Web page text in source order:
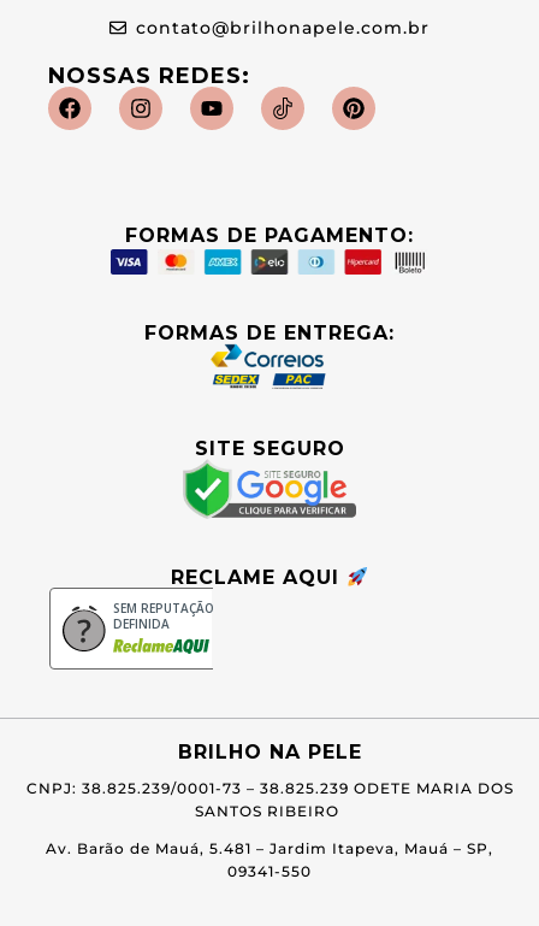
contato@brilhonapele.com.br
NOSSAS REDES:
FORMAS DE PAGAMENTO:
FORMAS DE ENTREGA:
SITE SEGURO
RECLAME AQUI
SEM REPUTAÇÃO
DEFINIDA
BRILHO NA PELE
CNPJ: 38.825.239/0001-73 – 38.825.239 ODETE MARIA DOS
SANTOS RIBEIRO
Av. Barão de Mauá, 5.481 – Jardim Itapeva, Mauá – SP,
09341-550